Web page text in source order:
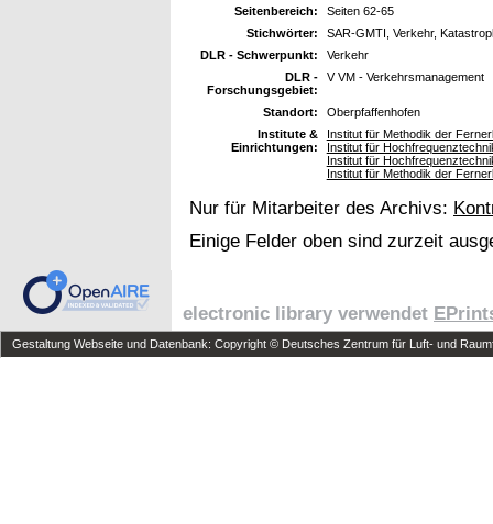
Seitenbereich:
Seiten 62-65
Stichwörter:
SAR-GMTI, Verkehr,
DLR - Schwerpunkt:
Verkehr
DLR -
Forschungsgebiet:
V VM - Verkehrsmanagement
Standort:
Oberpfaffenhofen
Institute &
Einrichtungen:
Institut für Methodik der
Institut für
Institut für
Institut für Methodik der
Nur für Mitarbeiter des Archivs:
Einige Felder oben sind zurzeit
electronic library verwendet
Gestaltung Webseite und Datenbank: Copyright © Deutsches Zentrum für Luft- und